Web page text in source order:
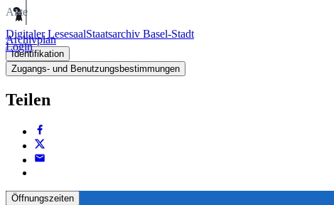
Digitaler LesesaalStaatsarchiv Basel-Stadt
Login
Akte
Archivplan
Identifikation
Zugangs- und Benutzungsbestimmungen
Teilen
Öffnungszeiten